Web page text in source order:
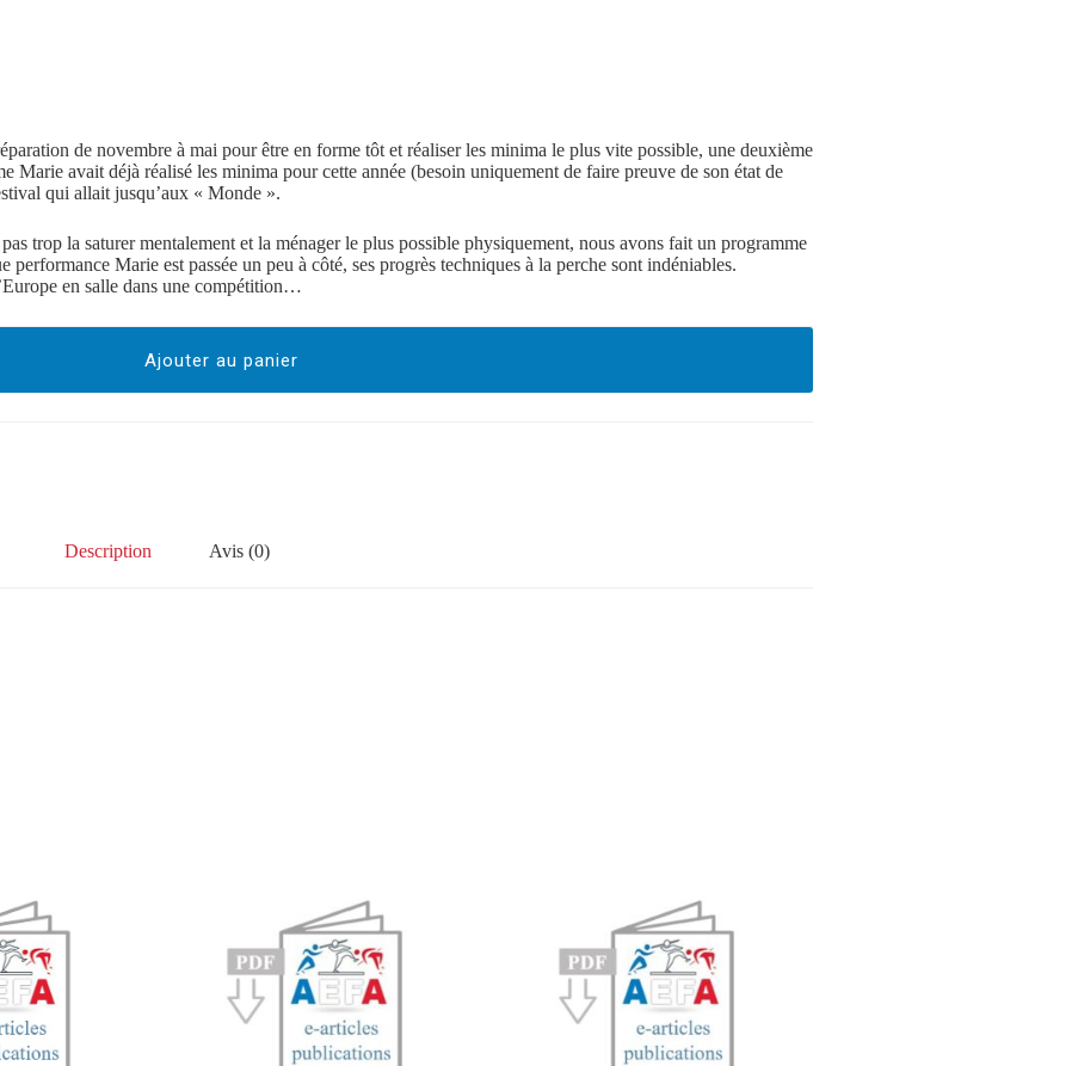
de novembre à mai pour être en forme tôt et réaliser les minima le plus vite possible, une deuxième
Marie avait déjà réalisé les minima pour cette année (besoin uniquement de faire preuve de son état de
qui allait jusqu’aux « Monde ».
trop la saturer mentalement et la ménager le plus possible physiquement, nous avons fait un programme
Marie est passée un peu à côté, ses progrès techniques à la perche sont indéniables.
en salle dans une compétition…
Ajouter au panier
Description Avis (0)